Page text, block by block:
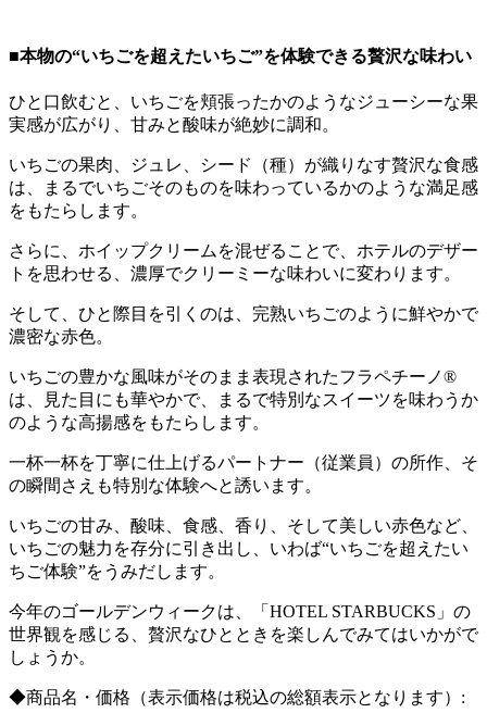
■本物の“いちごを超えたいちご”を体験できる贅沢な味わい
ひと口飲むと、いちごを頬張ったかのようなジューシーな果
実感が広がり、甘みと酸味が絶妙に調和。
いちごの果肉、ジュレ、シード（種）が織りなす贅沢な食感
は、まるでいちごそのものを味わっているかのような満足感
をもたらします。
さらに、ホイップクリームを混ぜることで、ホテルのデザー
トを思わせる、濃厚でクリーミーな味わいに変わります。
そして、ひと際目を引くのは、完熟いちごのように鮮やかで
濃密な赤色。
いちごの豊かな風味がそのまま表現されたフラペチーノ®
は、見た目にも華やかで、まるで特別なスイーツを味わうか
のような高揚感をもたらします。
一杯一杯を丁寧に仕上げるパートナー（従業員）の所作、そ
の瞬間さえも特別な体験へと誘います。
いちごの甘み、酸味、食感、香り、そして美しい赤色など、
いちごの魅力を存分に引き出し、いわば“いちごを超えたい
ちご体験”をうみだします。
今年のゴールデンウィークは、「HOTEL STARBUCKS」の
世界観を感じる、贅沢なひとときを楽しんでみてはいかがで
しょうか。
◆商品名・価格（表示価格は税込の総額表示となります）: